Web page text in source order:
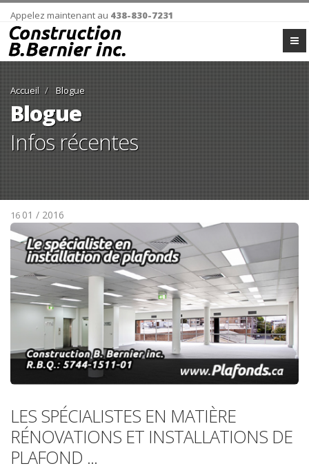
Appelez maintenant au 438-830-7231
Accueil Blogue
Blogue
Infos récentes
16 01 / 2016
LES SPÉCIALISTES EN MATIÈRE
RÉNOVATIONS ET INSTALLATIONS DE
PLAFOND ...